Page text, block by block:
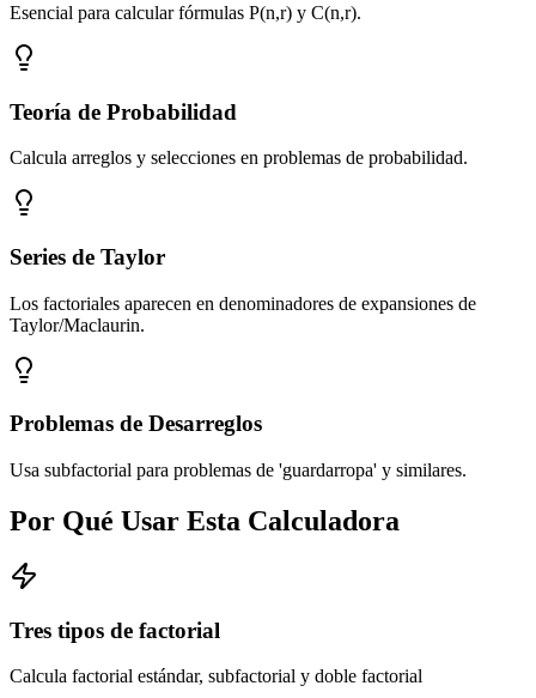
Esencial para calcular fórmulas P(n,r) y C(n,r).
Teoría de Probabilidad
Calcula arreglos y selecciones en problemas de probabilidad.
Series de Taylor
Los factoriales aparecen en denominadores de expansiones de
Taylor/Maclaurin.
Problemas de Desarreglos
Usa subfactorial para problemas de 'guardarropa' y similares.
Por Qué Usar Esta Calculadora
Tres tipos de factorial
Calcula factorial estándar, subfactorial y doble factorial